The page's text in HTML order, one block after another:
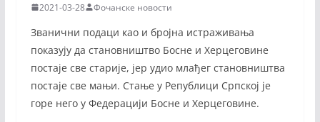
2021-03-28 Фочанске новости
Званични подаци као и бројна истраживања
показују да становништво Босне и Херцеговине
постаје све старије, јер удио млађег становништва
постаје све мањи. Стање у Републици Српској је
горе него у Федерацији Босне и Херцеговине.